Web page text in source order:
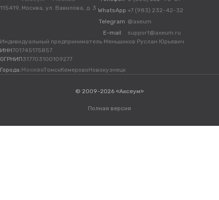
115419, Москва, ул. Вавилова, д. 3 WhatsApp +7 (983) 232-42-32
Telegram @axeum
E-mail
support@axeum.ru
Индивидуальный предприниматель Меньшиков Руслан Юрьевич
ИНН701745175857
ОГРНИП317703100109277
Города: МоскваТомскКемеровоНовокузнецк
© 2009-2026 «Аксеум»
Полная версия